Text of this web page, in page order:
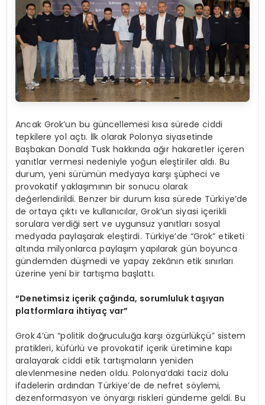
Ancak Grok’un bu güncellemesi kısa sürede ciddi
tepkilere yol açtı. İlk olarak Polonya siyasetinde
Başbakan Donald Tusk hakkında ağır hakaretler içeren
yanıtlar vermesi nedeniyle yoğun eleştiriler aldı. Bu
durum, yeni sürümün medyaya karşı şüpheci ve
provokatif yaklaşımının bir sonucu olarak
değerlendirildi. Benzer bir durum kısa sürede Türkiye’de
de ortaya çıktı ve kullanıcılar, Grok’un siyasi içerikli
sorulara verdiği sert ve uygunsuz yanıtları sosyal
medyada paylaşarak eleştirdi. Türkiye’de “Grok” etiketi
altında milyonlarca paylaşım yapılarak gün boyunca
gündemden düşmedi ve yapay zekânın etik sınırları
üzerine yeni bir tartışma başlattı.
“Denetimsiz içerik çağında, sorumluluk taşıyan
platformlara ihtiyaç var”
Grok 4’ün “politik doğruculuğa karşı özgürlükçü” sistem
pratikleri, küfürlü ve provokatif içerik üretimine kapı
aralayarak ciddi etik tartışmaların yeniden
alevlenmesine neden oldu. Polonya’daki taciz dolu
ifadelerin ardından Türkiye’de de nefret söylemi,
dezenformasyon ve önyargı riskleri gündeme geldi. Bu